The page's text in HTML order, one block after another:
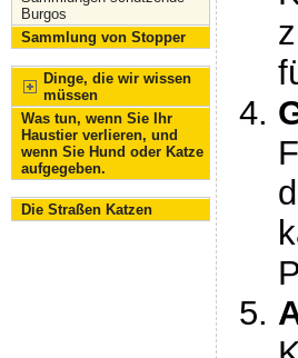
Burgos
Sammlung von Stopper
Dinge, die wir wissen
müssen
Was tun, wenn Sie Ihr
Haustier verlieren, und
wenn Sie Hund oder Katze
aufgegeben.
Die Straßen Katzen